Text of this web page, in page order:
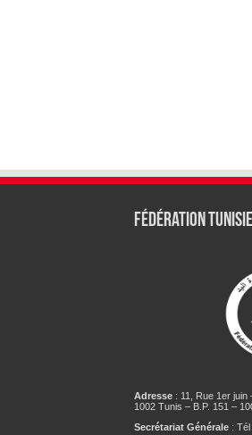
Fédération
Adresse: 11, Rue 1er juin
1002 Tunis – B.P. 151 –
Secrétariat Générale: Tél